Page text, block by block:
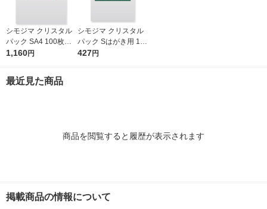
シモジマ クリスタル
パック SA4 100枚入 6
739200 1袋(100枚入)
1,160円
シモジマ クリスタル
パック Sはがき用 100
枚入 6751700 1袋(10
427円
最近見た商品
商品を閲覧すると履歴が表示されます
掲載商品の情報について